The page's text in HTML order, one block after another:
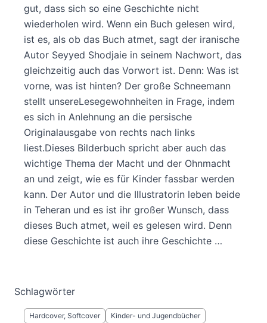
gut, dass sich so eine Geschichte nicht
wiederholen wird. Wenn ein Buch gelesen wird,
ist es, als ob das Buch atmet, sagt der iranische
Autor Seyyed Shodjaie in seinem Nachwort, das
gleichzeitig auch das Vorwort ist. Denn: Was ist
vorne, was ist hinten? Der große Schneemann
stellt unsereLesegewohnheiten in Frage, indem
es sich in Anlehnung an die persische
Originalausgabe von rechts nach links
liest.Dieses Bilderbuch spricht aber auch das
wichtige Thema der Macht und der Ohnmacht
an und zeigt, wie es für Kinder fassbar werden
kann. Der Autor und die Illustratorin leben beide
in Teheran und es ist ihr großer Wunsch, dass
dieses Buch atmet, weil es gelesen wird. Denn
diese Geschichte ist auch ihre Geschichte …
Schlagwörter
Hardcover, Softcover Kinder- und Jugendbücher